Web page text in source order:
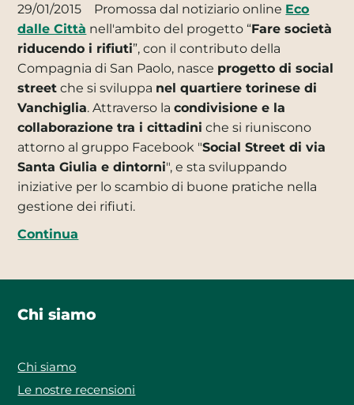
29/01/2015 Promossa dal notiziario online Eco
dalle Città nell'ambito del progetto “Fare società
riducendo i rifiuti”, con il contributo della
Compagnia di San Paolo, nasce progetto di social
street che si sviluppa nel quartiere torinese di
Vanchiglia. Attraverso lacondivisione e la
collaborazione tra i cittadini che si riuniscono
attorno al gruppo Facebook "Social Street di via
Santa Giulia e dintorni", e sta sviluppando
iniziative per lo scambio di buone pratiche nella
gestione dei rifiuti.
Continua
Chi siamo
Chi siamo
Le nostre recensioni